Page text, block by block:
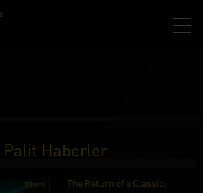
Haberler
The Return of a Classic: